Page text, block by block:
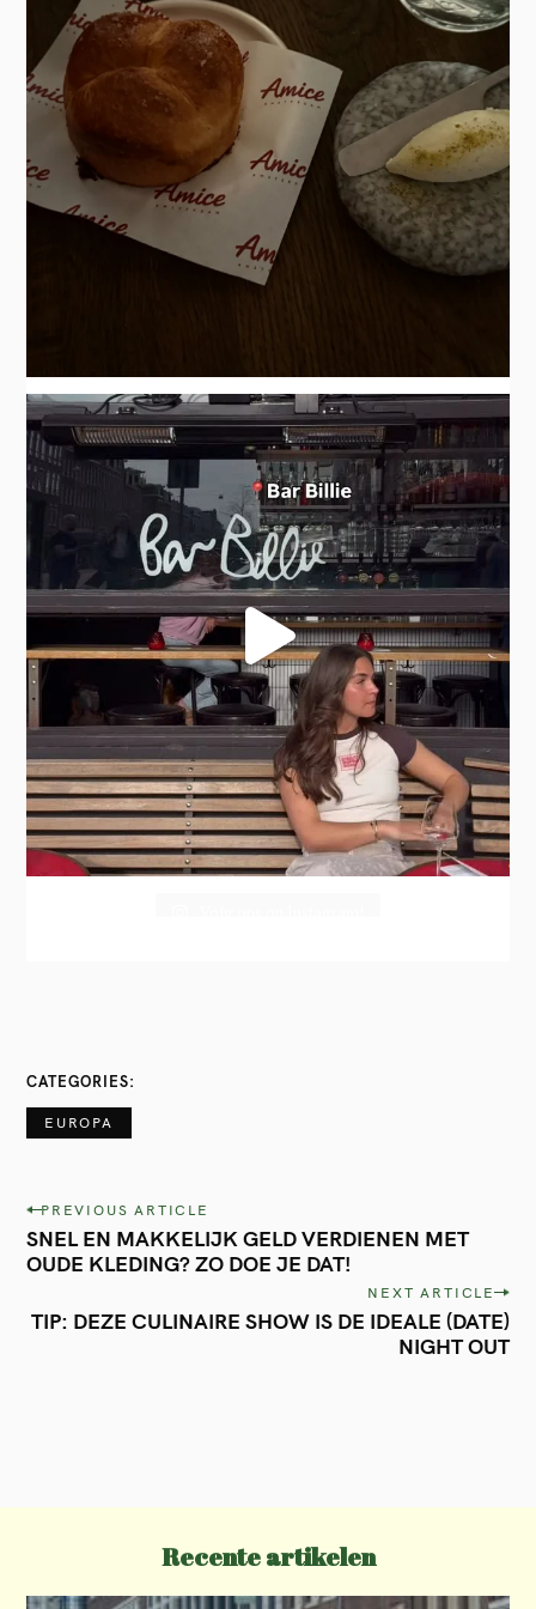
CATEGORIES
EUROPA
P
o
t
t
PREVIOUS ARTICLE
SNEL EN MAKKELIJK GELD VERDIENEN MET
OUDE KLEDING? ZO DOE JE DAT!
NEXT ARTICLE
TIP: DEZE CULINAIRE SHOW IS DE IDEALE (DATE)
NIGHT OUT
Recente artikelen